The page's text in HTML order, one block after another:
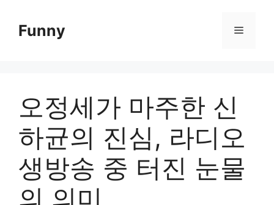
contentFunny Menu
오정세가 마주한 신
하균의 진심, 라디오
생방송 중 터진 눈물
의 의미